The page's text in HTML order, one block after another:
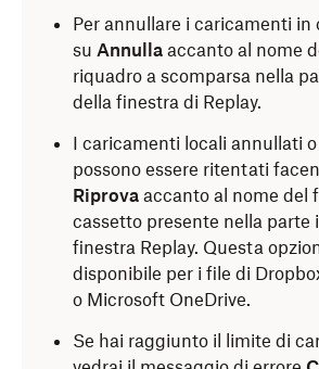
Per annullare i caricamenti in
su Annulla accanto al nome
riquadro a scomparsa nella
della finestra di Replay.
I caricamenti locali annullati
possono essere ritentati
Riprova accanto al nome del
cassetto presente nella parte
finestra Replay. Questa
disponibile per i file di
o Microsoft OneDrive.
Se hai raggiunto il limite di